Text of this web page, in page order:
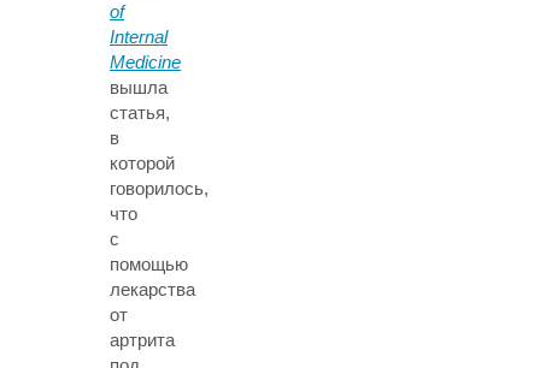
of
Internal
Medicine
вышла
статья,
в
которой
говорилось,
что
с
помощью
лекарства
от
артрита